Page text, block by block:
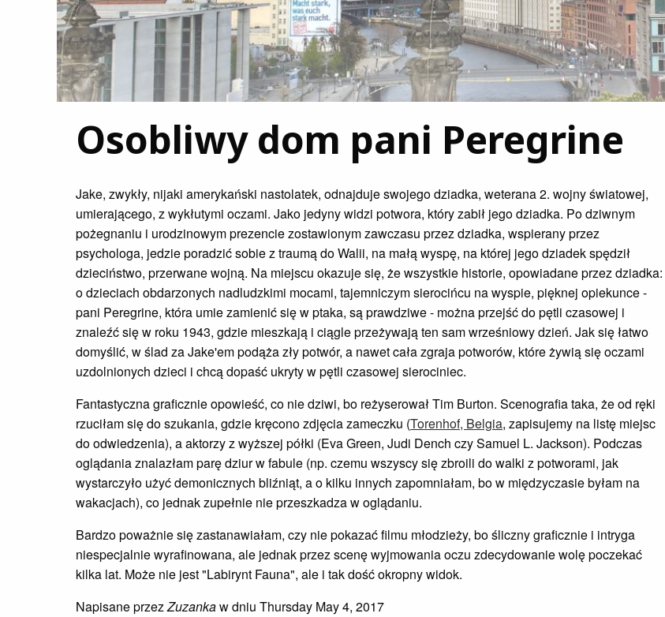
Osobliwy dom pani Peregrine
Jake, zwykły, nijaki amerykański nastolatek, odnajduje swojego dziadka, weterana 2. wojny światowej,
umierającego, z wykłutymi oczami. Jako jedyny widzi potwora, który zabił jego dziadka. Po dziwnym
pożegnaniu i urodzinowym prezencie zostawionym zawczasu przez dziadka, wspierany przez
psychologa, jedzie poradzić sobie z traumą do Walii, na małą wyspę, na której jego dziadek spędził
dzieciństwo, przerwane wojną. Na miejscu okazuje się, że wszystkie historie, opowiadane przez dziadka:
o dzieciach obdarzonych nadludzkimi mocami, tajemniczym sierocińcu na wyspie, pięknej opiekunce -
pani Peregrine, która umie zamienić się w ptaka, są prawdziwe - można przejść do pętli czasowej i
znaleźć się w roku 1943, gdzie mieszkają i ciągle przeżywają ten sam wrześniowy dzień. Jak się łatwo
domyślić, w ślad za Jake'em podąża zły potwór, a nawet cała zgraja potworów, które żywią się oczami
uzdolnionych dzieci i chcą dopaść ukryty w pętli czasowej sierociniec.
Fantastyczna graficznie opowieść, co nie dziwi, bo reżyserował Tim Burton. Scenografia taka, że od ręki
rzuciłam się do szukania, gdzie kręcono zdjęcia zameczku (Torenhof, Belgia, zapisujemy na listę miejsc
do odwiedzenia), a aktorzy z wyższej półki (Eva Green, Judi Dench czy Samuel L. Jackson). Podczas
oglądania znalazłam parę dziur w fabule (np. czemu wszyscy się zbroili do walki z potworami, jak
wystarczyło użyć demonicznych bliźniąt, a o kilku innych zapomniałam, bo w międzyczasie byłam na
wakacjach), co jednak zupełnie nie przeszkadza w oglądaniu.
Bardzo poważnie się zastanawiałam, czy nie pokazać filmu młodzieży, bo śliczny graficznie i intryga
niespecjalnie wyrafinowana, ale jednak przez scenę wyjmowania oczu zdecydowanie wolę poczekać
kilka lat. Może nie jest "Labirynt Fauna", ale i tak dość okropny widok.
Napisane przezZuzankaw dniu Thursday May 4, 2017